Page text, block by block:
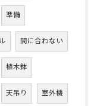
準備
間に合わない
植木鉢
天吊り 室外機